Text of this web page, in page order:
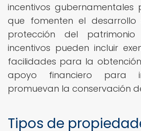
incentivos gubernamentales
que fomenten el desarrollo
protección del patrimonio
incentivos pueden incluir
facilidades para la
apoyo financiero para
promuevan la conservación
Tipos de